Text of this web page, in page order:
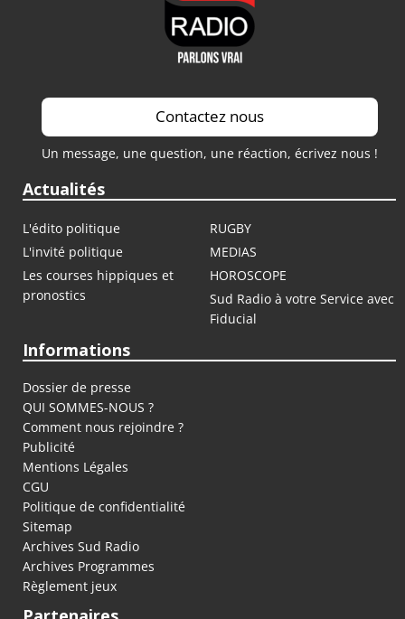
Contactez nous
Un message, une question, une réaction, écrivez nous !
Actualités
L'édito politique
RUGBY
L'invité politique
MEDIAS
Les courses hippiques et
pronostics
HOROSCOPE
Sud Radio à votre Service avec
Fiducial
Informations
Dossier de presse
QUI SOMMES-NOUS ?
Comment nous rejoindre ?
Publicité
Mentions Légales
CGU
Politique de confidentialité
Sitemap
Archives Sud Radio
Archives Programmes
Règlement jeux